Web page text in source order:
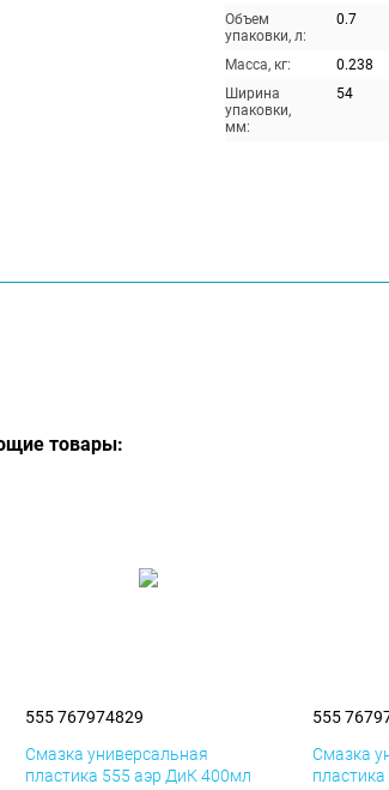
Объем
упаковки, л:
0.7
Масса, кг:
0.238
Ширина
упаковки,
мм:
54
товары:
555 767974829
Смазка универсальная
пластика 555 аэр ДиК 400мл
555
Смазка